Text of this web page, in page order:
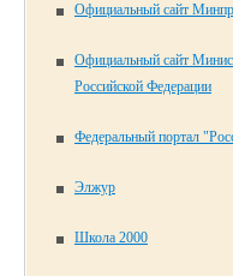
Официальный сайт
Официальный сайт
Российской Федерации
Федеральный портал
Элжур
Школа 2000